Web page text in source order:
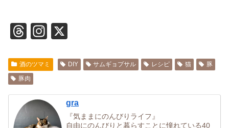
T
e
a
d
s
In
a
a
m
酒のツマミ DIY サムギョプサル レシピ 猫
豚
豚肉
gra
『気ままにのんびりライフ』
自由にのんびりと暮らすことに憧れている40